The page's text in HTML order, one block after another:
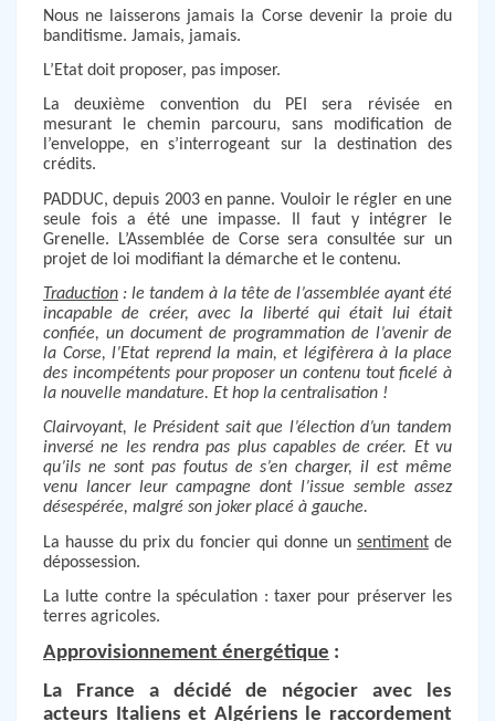
Nous ne laisserons jamais la Corse devenir la proie du
banditisme. Jamais, jamais.
L’Etat doit proposer, pas imposer.
La deuxième convention du PEI sera révisée en
mesurant le chemin parcouru, sans modification de
l’enveloppe, en s’interrogeant sur la destination des
crédits.
PADDUC, depuis 2003 en panne. Vouloir le régler en une
seule fois a été une impasse. Il faut y intégrer le
Grenelle. L’Assemblée de Corse sera consultée sur un
projet de loi modifiant la démarche et le contenu.
Traduction : le tandem à la tête de l’assemblée ayant été
incapable de créer, avec la liberté qui était lui était
confiée, un document de programmation de l’avenir de
la Corse, l’Etat reprend la main, et légifèrera à la place
des incompétents pour proposer un contenu tout ficelé à
la nouvelle mandature. Et hop la centralisation !
Clairvoyant, le Président sait que l’élection d’un tandem
inversé ne les rendra pas plus capables de créer. Et vu
qu’ils ne sont pas foutus de s’en charger, il est même
venu lancer leur campagne dont l’issue semble assez
désespérée, malgré son joker placé à gauche.
La hausse du prix du foncier qui donne un sentimentde
dépossession.
La lutte contre la spéculation : taxer pour préserver les
terres agricoles.
Approvisionnement énergétique :
La France a décidé de négocier avec les
acteurs Italiens et Algériens le raccordement